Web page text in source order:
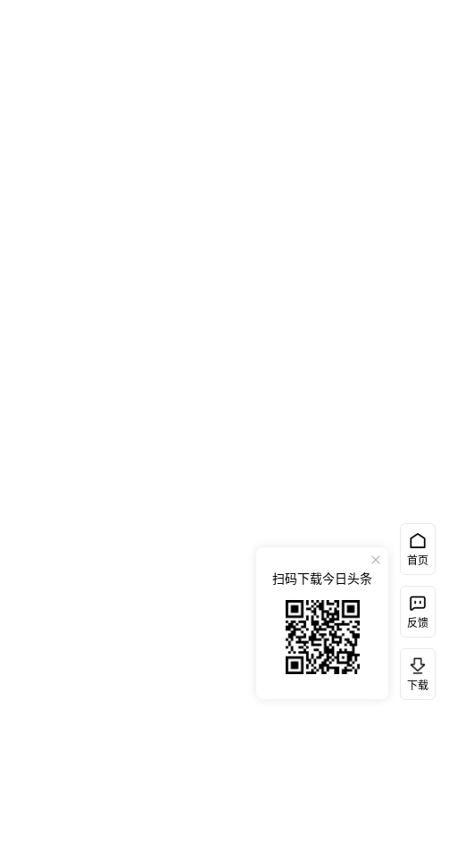
首页
反馈
下载
扫码下载今日头条